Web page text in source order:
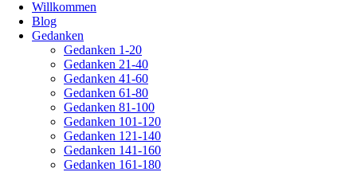
Willkommen
Blog
Gedanken
Gedanken 1-20
Gedanken 21-40
Gedanken 41-60
Gedanken 61-80
Gedanken 81-100
Gedanken 101-120
Gedanken 121-140
Gedanken 141-160
Gedanken 161-180